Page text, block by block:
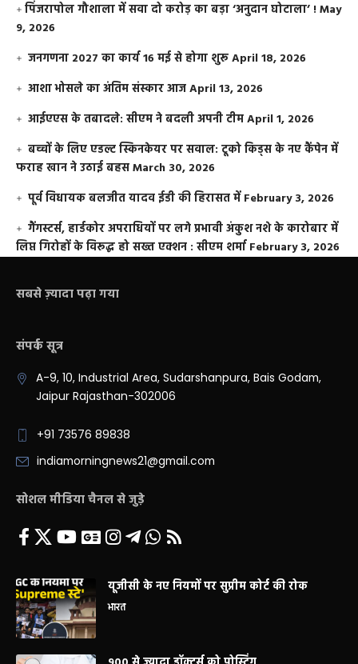
​पिंजरापोल गौशाला में सवा दो करोड़ का बड़ा ‘अनुदान घोटाला’ !May
9, 2026
जनगणना 2027 का कार्य 16 मई से होगा शुरूApril 18, 2026
आशा भोसले का अंतिम संस्कार आजApril 13, 2026
आईएएस के तबादले: सीएम ने बदली अपनी टीमApril 1, 2026
बच्चों के लिए एडल्ट स्किनकेयर पर सवाल: टूको किड्स के नए कैंपेन में
फराह खान ने उठाई बहसMarch 30, 2026
पूर्व विधायक बलजीत यादव ईडी की हिरासत में February 3, 2026
गैंगस्टर्स, हार्डकोर अपराधियों पर लगे प्रभावी अंकुश नशे के कारोबार में
लिप्त गिरोहों के विरूद्ध हो सख्त एक्शन : सीएम शर्मा February 3, 2026
सबसे ज़्यादा पढ़ा गया
संपर्क सूत्र
A-9, 10, Industrial Area, Sudarshanpura, Bais Godam,
Jaipur Rajasthan-302006
+91 73576 89838
indiamorningnews21@gmail.com
सोशल मीडिया चैनल से जुड़े
यूजीसी के नए नियमों पर सुप्रीम कोर्ट की रोक
भारत